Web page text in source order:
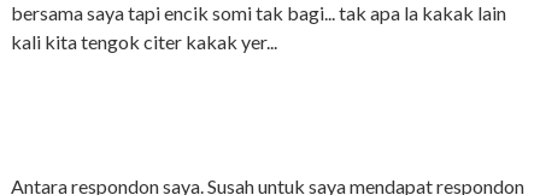
bersama saya tapi encik somi tak bagi... tak apa la kakak lain
kali kita tengok citer kakak yer...
Antara respondon saya. Susah untuk saya mendapat respondon